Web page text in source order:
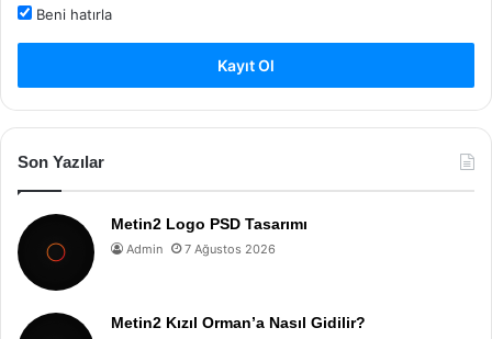
Beni hatırla
Kayıt Ol
Son Yazılar
Metin2 Logo PSD Tasarımı
Admin 7 Ağustos 2026
Metin2 Kızıl Orman’a Nasıl Gidilir?